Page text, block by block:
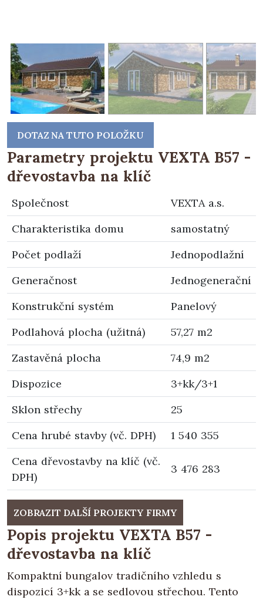
DOTAZ NA TUTO POLOŽKU
Parametry projektu VEXTA B57 -
dřevostavba na klíč
Společnost
VEXTA a.s.
Charakteristika domu
samostatný
Počet podlaží
Jednopodlažní
Generačnost
Jednogenerační
Konstrukční systém
Panelový
Podlahová plocha (užitná)
57,27 m2
Zastavěná plocha
74,9 m2
Dispozice
3+kk/3+1
Sklon střechy
25
Cena hrubé stavby (vč. DPH)
1 540 355
Cena dřevostavby na klíč (vč.
DPH)
3 476 283
ZOBRAZIT DALŠÍ PROJEKTY FIRMY
Popis projektu VEXTA B57 -
dřevostavba na klíč
Kompaktní bungalov tradičního vzhledu s
dispozicí 3+kk a se sedlovou střechou. Tento